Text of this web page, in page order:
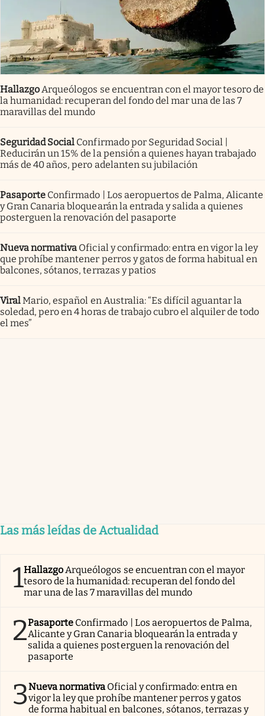
Hallazgo Arqueólogos se encuentran con el mayor tesoro de
la humanidad: recuperan del fondo del mar una de las 7
maravillas del mundo
Seguridad Social Confirmado por Seguridad Social |
Reducirán un 15% de la pensión a quienes hayan trabajado
más de 40 años, pero adelanten su jubilación
Pasaporte Confirmado | Los aeropuertos de Palma, Alicante
y Gran Canaria bloquearán la entrada y salida a quienes
posterguen la renovación del pasaporte
Nueva normativa Oficial y confirmado: entra en vigor la ley
que prohíbe mantener perros y gatos de forma habitual en
balcones, sótanos, terrazas y patios
ViralMario, español en Australia: “Es difícil aguantar la
soledad, pero en 4 horas de trabajo cubro el alquiler de todo
el mes”
Las más leídas de Actualidad
1Hallazgo Arqueólogos se encuentran con el mayor
tesoro de la humanidad: recuperan del fondo del
mar una de las 7 maravillas del mundo
2Pasaporte Confirmado | Los aeropuertos de Palma,
Alicante y Gran Canaria bloquearán la entrada y
salida a quienes posterguen la renovación del
pasaporte
3Nueva normativa Oficial y confirmado: entra en
vigor la ley que prohíbe mantener perros y gatos
de forma habitual en balcones, sótanos, terrazas y